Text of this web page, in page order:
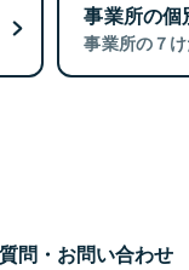
事業所の個
事業所の７
問・お問い合わせ